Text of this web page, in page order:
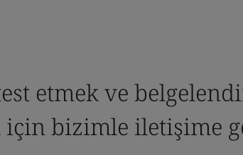
etmek ve
bizimle iletişime